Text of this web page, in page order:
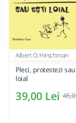
Albert O. Hirschman
Pleci, protestezi
loial
39,00 Lei